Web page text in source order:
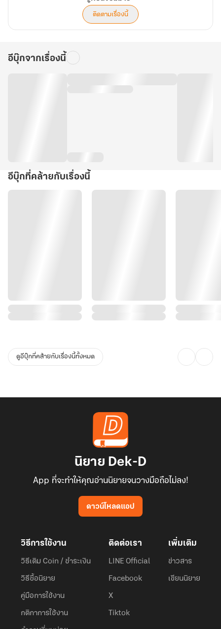
คาดไม่ถึง...พ่อของเด็กในครรภ์จะเป็นถึงหัวหน้าพรรคกระดูกขาว
ที่มีความเป็นมาเป็นไปลึกลับ!
ติดตามเรื่องนี้
อีบุ๊กจากเรื่องนี้
อีบุ๊กที่คล้ายกับเรื่องนี้
ดูอีบุ๊กที่คล้ายกับเรื่องนี้ทั้งหมด
นิยาย Dek-D
App ที่จะทำให้คุณอ่านนิยายจนวางมือถือไม่ลง!
ดาวน์โหลดแอป
วิธีการใช้งาน
วิธีเติม Coin / ชำระเงิน
วิธีซื้อนิยาย
คู่มือการใช้งาน
กติกาการใช้งาน
ติดต่อเรา
LINE Official
Facebook
X
Tiktok
เพิ่มเติม
ข่าวสาร
เขียนนิยาย